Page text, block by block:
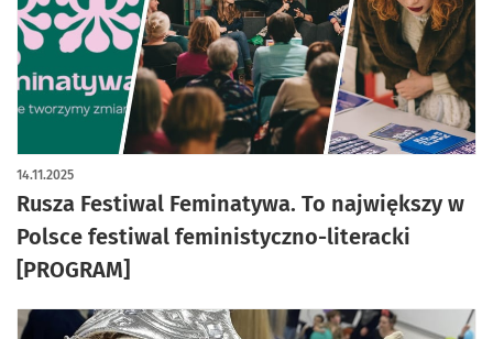
Rusza Festiwal Feminatywa. To największy w
Polsce festiwal feministyczno-literacki
[PROGRAM]
14.11.2025